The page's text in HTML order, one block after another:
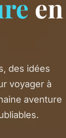
en
des idées
voyager à
aventure